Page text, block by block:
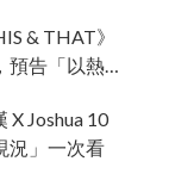
& THAT》
預告「以熱
X Joshua 10
況」一次看